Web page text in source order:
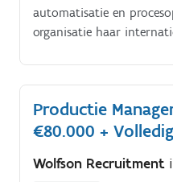
automatisatie en
organisatie haar
essentieel.
Productie
€80.000 +
Wolfson Recruitment